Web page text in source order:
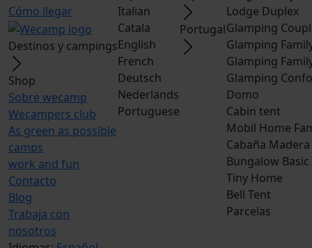
Cómo llegar
Destinos y campings
Shop
Sobre wecamp
Wecampers club
As green as possible
camps
work and fun
Contacto
Blog
Trabaja con
nosotros
Italian
Catala
English
French
Deutsch
Nederlands
Portuguese
Portugal
Lodge Duplex
Glamping
Glamping
Glamping
Glamping
Domo
Cabin tent
Mobil Home
Cabaña Madera
Bungalow Basic
Tiny Home
Bell Tent
Parcelas